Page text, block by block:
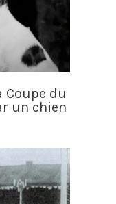
Coupe du
un chien